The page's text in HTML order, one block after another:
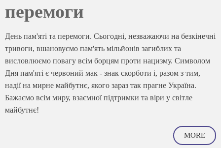
перемоги
День пам'яті та перемоги. Сьогодні, незважаючи на безкінечні
тривоги, вшановуємо пам'ять мільйонів загиблих та
висловлюємо повагу всім борцям проти нацизму. Символом
Дня пам'яті є червоний мак - знак скорботи і, разом з тим,
надії на мирне майбутнє, якого зараз так прагне Україна.
Бажаємо всім миру, взаємної підтримки та віри у світле
майбутнє!
MORE